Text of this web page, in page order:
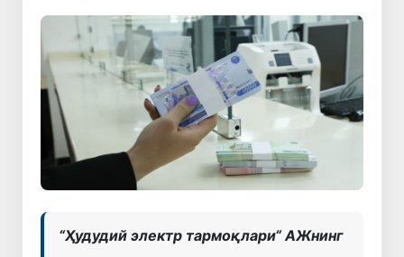
“Ҳудудий электр тармоқлари“ АЖнинг